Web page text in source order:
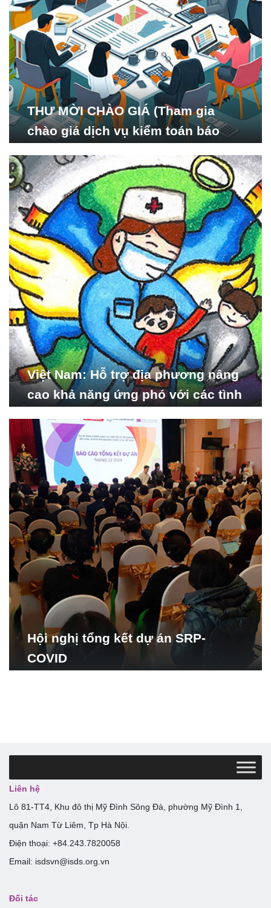
THƯ MỜI CHÀO GIÁ (Tham gia
chào giá dịch vụ kiểm toán báo
Nghiên cứu Phát triển Xã
hội_ISDS)
Việt Nam: Hỗ trợ địa phương nâng
cao khả năng ứng phó với các tình
Hội nghị tổng kết dự án SRP-
COVID
Liên hệ
Lô 81-TT4, Khu đô thị Mỹ Đình Sông Đà, phường Mỹ Đình 1,
quận Nam Từ Liêm, Tp Hà Nội.
Điện thoại: +84.243.7820058
Email: isdsvn@isds.org.vn
Đối tác